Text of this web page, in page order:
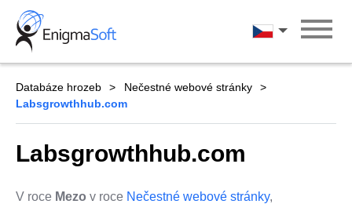
Skip
content
Čeština
Databáze hrozeb
Nečestné webové stránky
Labsgrowthhub.com
Labsgrowthhub.com
V roce Mezo v roce Nečestné webové stránky,